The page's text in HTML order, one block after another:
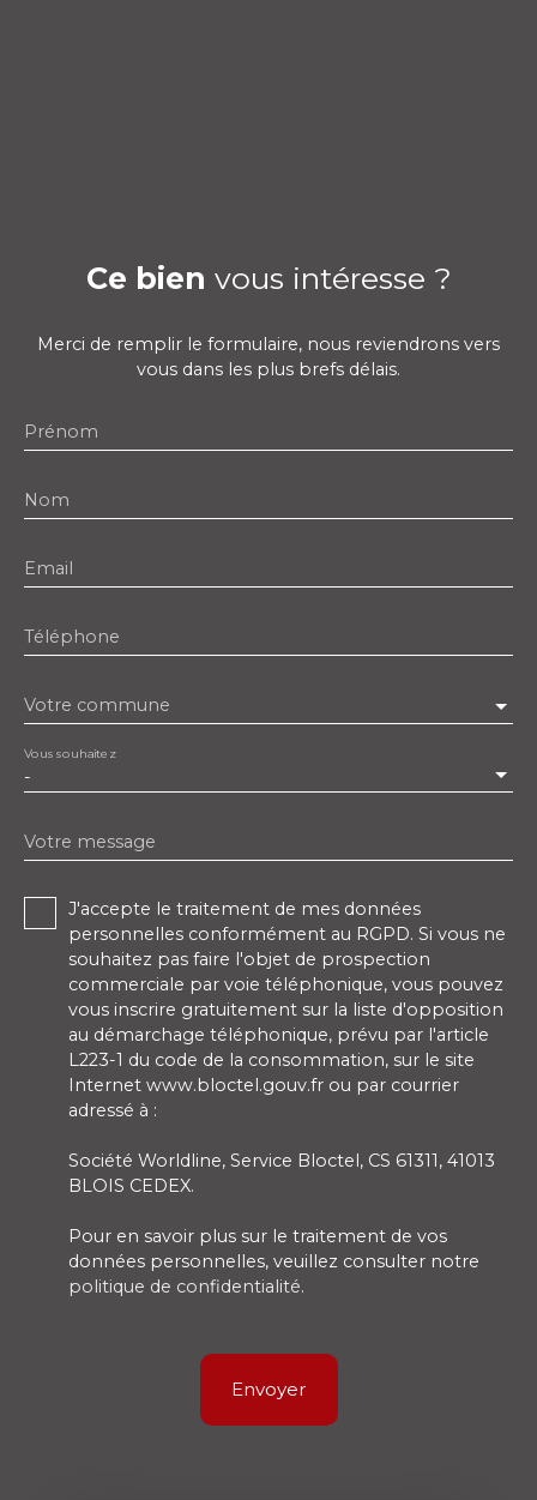
Ce bien vous intéresse ?
Merci de remplir le formulaire, nous reviendrons vers
vous dans les plus brefs délais.
Prénom
Nom
Email
Téléphone
Votre commune
-
Vous souhaitez
Votre message
J'accepte le traitement de mes données
personnelles conformément au RGPD. Si vous ne
souhaitez pas faire l'objet de prospection
commerciale par voie téléphonique, vous pouvez
vous inscrire gratuitement sur la liste d'opposition
au démarchage téléphonique, prévu par l'article
L223-1 du code de la consommation, sur le site
Internet www.bloctel.gouv.fr ou par courrier
adressé à :
Société Worldline, Service Bloctel, CS 61311, 41013
BLOIS CEDEX.
Pour en savoir plus sur le traitement de vos
données personnelles, veuillez consulter notre
politique de confidentialité.
Envoyer